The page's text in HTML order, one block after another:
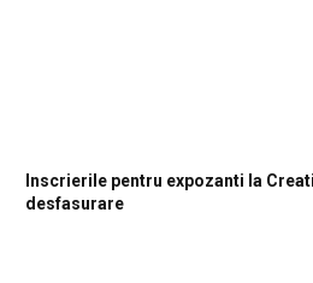
Inscrierile pentru expozanti la
desfasurare